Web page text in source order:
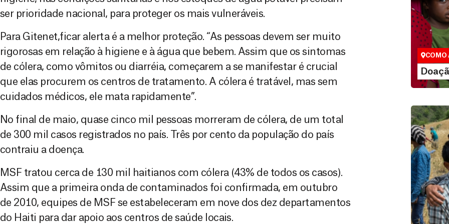
ser prioridade nacional, para proteger os mais vulneráveis.
Para Gitenet,ficar alerta é a melhor proteção. “As pessoas devem ser muito
rigorosas em relação à higiene e à água que bebem. Assim que os sintomas
de cólera, como vômitos ou diarréia, começarem a se manifestar é crucial
que elas procurem os centros de tratamento. A cólera é tratável, mas sem
cuidados médicos, ele mata rapidamente”.
No final de maio, quase cinco mil pessoas morreram de cólera, de um total
de 300 mil casos registrados no país. Três por cento da população do país
contraiu a doença.
MSF tratou cerca de 130 mil haitianos com cólera (43% de todos os casos).
Assim que a primeira onda de contaminados foi confirmada, em outubro
de 2010, equipes de MSF se estabeleceram em nove dos dez departamentos
do Haiti para dar apoio aos centros de saúde locais.
Doação
São as
que nos
vidas em
COMO
Você
maneiras,